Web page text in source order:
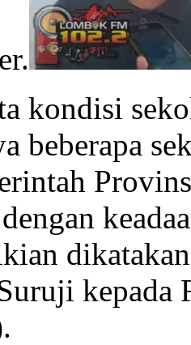
kondisi
beberapa